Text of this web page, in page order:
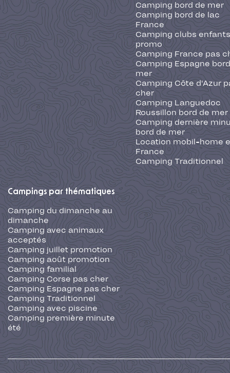
Camping bord de mer
Camping bord de lac
France
Camping clubs
promo
Camping France pas
Camping Espagne
mer
Camping Côte d'Azur
cher
Camping Languedoc
Roussillon bord de mer
Camping dernière
bord de mer
Location mobil-home
France
Camping Traditionnel
Campings par thématiques
Camping du dimanche au
dimanche
Camping avec animaux
acceptés
Camping juillet promotion
Camping août promotion
Camping familial
Camping Corse pas cher
Camping Espagne pas cher
Camping Traditionnel
Camping avec piscine
Camping première minute
été